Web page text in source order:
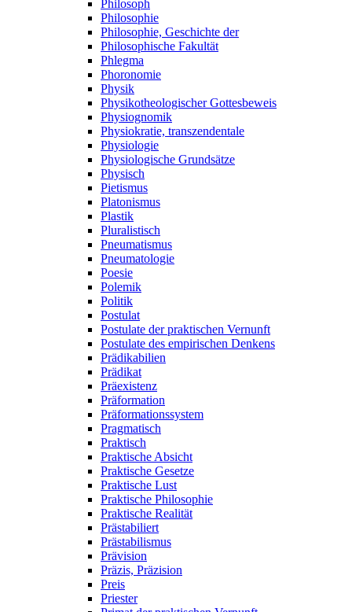
Philosoph
Philosophie
Philosophie, Geschichte der
Philosophische Fakultät
Phlegma
Phoronomie
Physik
Physikotheologischer Gottesbeweis
Physiognomik
Physiokratie, transzendentale
Physiologie
Physiologische Grundsätze
Physisch
Pietismus
Platonismus
Plastik
Pluralistisch
Pneumatismus
Pneumatologie
Poesie
Polemik
Politik
Postulat
Postulate der praktischen Vernunft
Postulate des empirischen Denkens
Prädikabilien
Prädikat
Präexistenz
Präformation
Präformationssystem
Pragmatisch
Praktisch
Praktische Absicht
Praktische Gesetze
Praktische Lust
Praktische Philosophie
Praktische Realität
Prästabiliert
Prästabilismus
Prävision
Präzis, Präzision
Preis
Priester